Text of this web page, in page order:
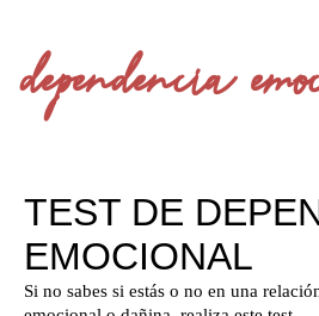
dependencia